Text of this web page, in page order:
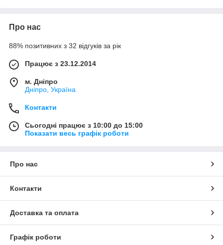
Про нас
88% позитивних з 32 відгуків за рік
Працює з 23.12.2014
м. Дніпро
Дніпро, Україна
Контакти
Сьогодні працює з 10:00 до 15:00
Показати весь графік роботи
Про нас
Контакти
Доставка та оплата
Графік роботи